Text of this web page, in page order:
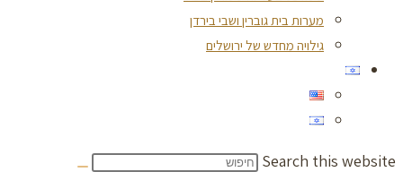
מערות בית גוברין ושבי בירדן
גילויה מחדש של ירושלים
Search this website